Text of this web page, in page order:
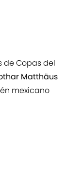
de Copas del
Matthäus
mexicano